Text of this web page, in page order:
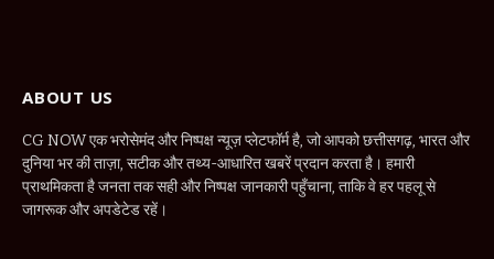
ABOUT US
CG NOW एक भरोसेमंद और निष्पक्ष न्यूज़ प्लेटफॉर्म है, जो आपको छत्तीसगढ़, भारत और
दुनिया भर की ताज़ा, सटीक और तथ्य-आधारित खबरें प्रदान करता है। हमारी
प्राथमिकता है जनता तक सही और निष्पक्ष जानकारी पहुँचाना, ताकि वे हर पहलू से
जागरूक और अपडेटेड रहें।